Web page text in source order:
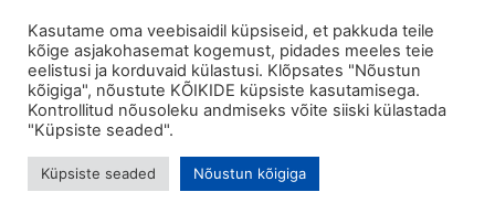
Tingimused
Privaatsus
Parcelsea Pesukast
Omniva Kampaaniatingimused
Parcelsea OÜ 2023
Kasutame oma veebisaidil küpsiseid, et pakkuda teile
kõige asjakohasemat kogemust, pidades meeles teie
eelistusi ja korduvaid külastusi. Klõpsates "Nõustun
kõigiga", nõustute KÕIKIDE küpsiste kasutamisega.
Kontrollitud nõusoleku andmiseks võite siiski külastada
"Küpsiste seaded".
Küpsiste seaded Nõustun kõigiga